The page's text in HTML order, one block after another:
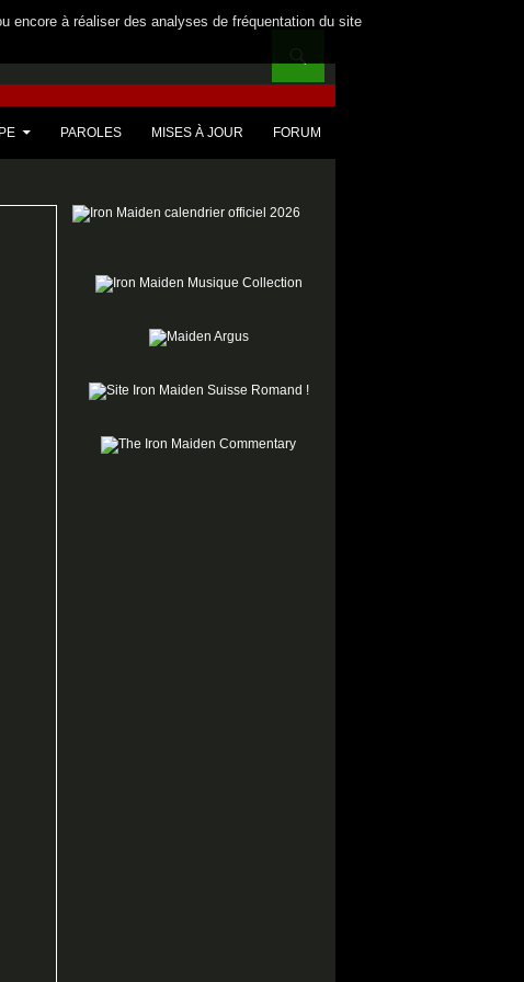
encore à réaliser des analyses de fréquentation du site
PAROLES MISES À JOUR FORUM